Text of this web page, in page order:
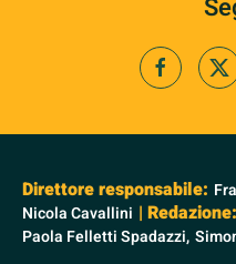
Direttore responsabile:
Nicola Cavallini | Redazione:
Paola Felletti Spadazzi,